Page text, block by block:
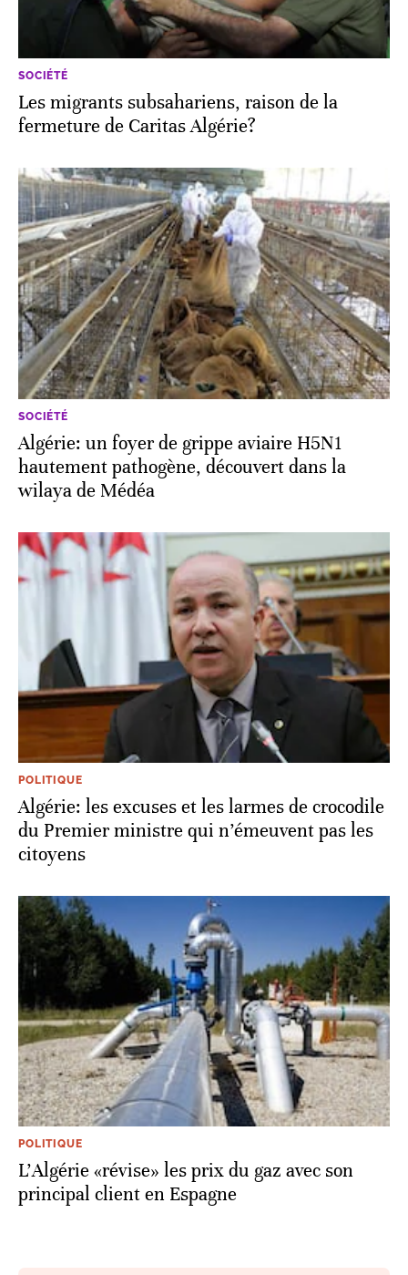
SOCIÉTÉ
Les migrants subsahariens, raison de la
fermeture de Caritas Algérie?
SOCIÉTÉ
Algérie: un foyer de grippe aviaire H5N1
hautement pathogène, découvert dans la
wilaya de Médéa
POLITIQUE
Algérie: les excuses et les larmes de crocodile
du Premier ministre qui n’émeuvent pas les
citoyens
POLITIQUE
L'Algérie «révise» les prix du gaz avec son
principal client en Espagne